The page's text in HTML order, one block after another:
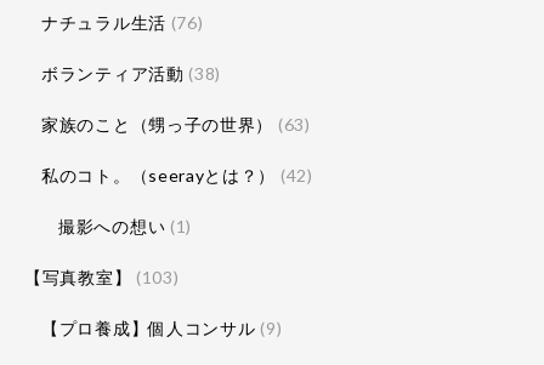
ナチュラル生活 (76)
ボランティア活動 (38)
家族のこと（甥っ子の世界） (63)
私のコト。（seerayとは？） (42)
撮影への想い (1)
【写真教室】 (103)
【プロ養成】個人コンサル (9)